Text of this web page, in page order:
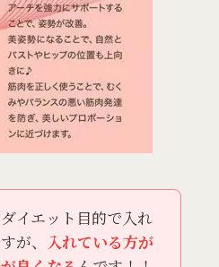
イエット目的で入れ
が、 入れている方が